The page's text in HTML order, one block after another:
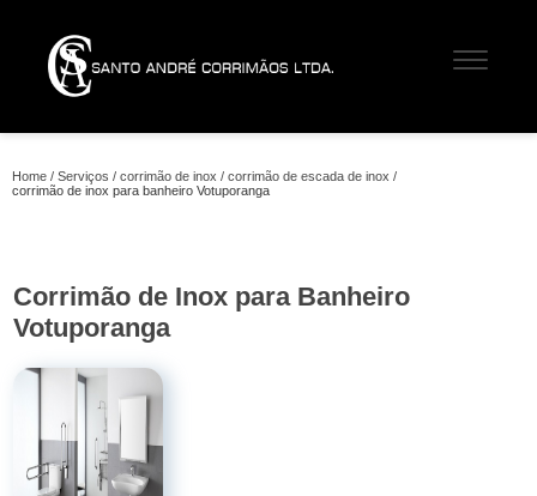
Home Serviços corrimão de inox
corrimão de escada de inox
corrimão de inox para banheiro Votuporanga
Corrimão de Inox para Banheiro
Votuporanga